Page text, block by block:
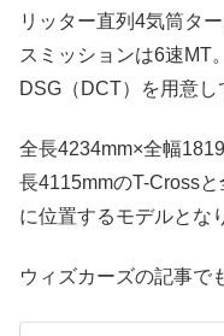
リッター直列4気筒タ
スミッションは6速MT
DSG（DCT）を用意し
全長4234mm×全幅
長4115mmのT-Cross
に位置するモデルとな
ウィズカーズの記事で